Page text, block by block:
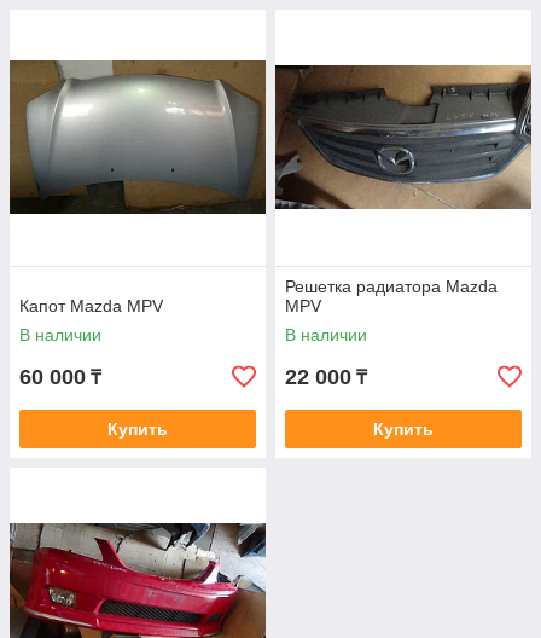
Капот Mazda MPV
В наличии
60 000 ₸
Купить
Решетка радиатора Mazda
MPV
В наличии
22 000 ₸
Купить